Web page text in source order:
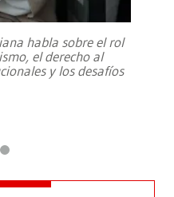
habla sobre el rol
el derecho al
y los desafíos